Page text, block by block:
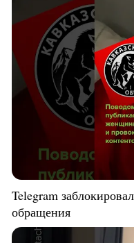
Telegram
обращения